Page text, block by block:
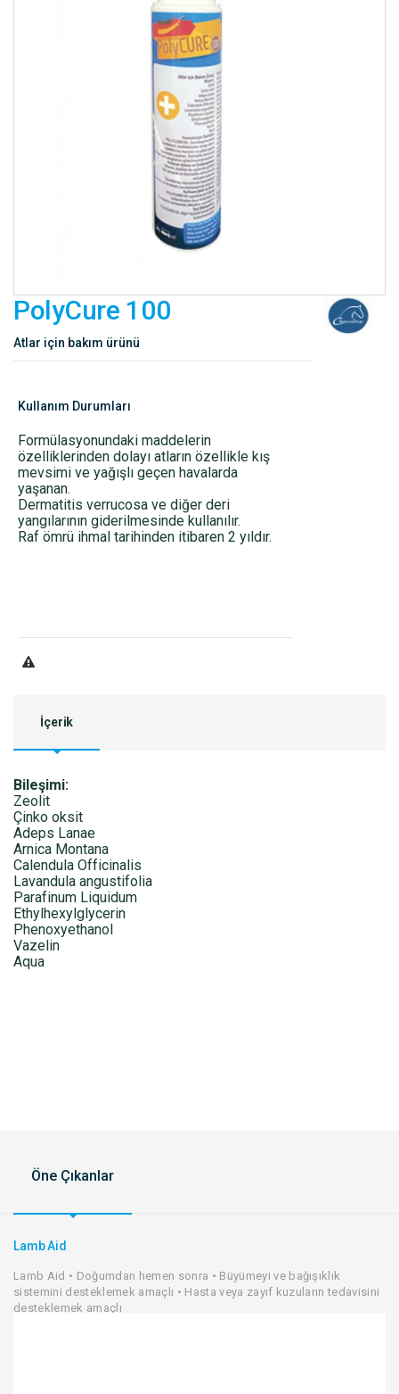
PolyCure 100
Atlar için bakım ürünü
Kullanım Durumları
Formülasyonundaki maddelerin
özelliklerinden dolayı atların özellikle kış
mevsimi ve yağışlı geçen havalarda
yaşanan.
Dermatitis verrucosa ve diğer deri
yangılarının giderilmesinde kullanılır.
Raf ömrü ihmal tarihinden itibaren 2 yıldır.
İçerik
Bileşimi:
Zeolit
Çinko oksit
Adeps Lanae
Arnica Montana
Calendula Officinalis
Lavandula angustifolia
Parafinum Liquidum
Ethylhexylglycerin
Phenoxyethanol
Vazelin
Aqua
Öne Çıkanlar
Lamb Aid
Lamb Aid • Doğumdan hemen sonra • Büyümeyi ve bağışıklık
sistemini desteklemek amaçlı • Hasta veya zayıf kuzuların tedavisini
desteklemek amaçlı